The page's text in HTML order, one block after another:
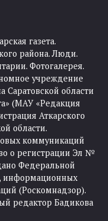
газета.
района. Люди.
Фотогалерея.
учреждение
Саратовской области
(МАУ «Редакция
Аткарского
области.
коммуникаций
о регистрации Эл №
Федеральной
информационных
(Роскомнадзор).
редактор Бадикова